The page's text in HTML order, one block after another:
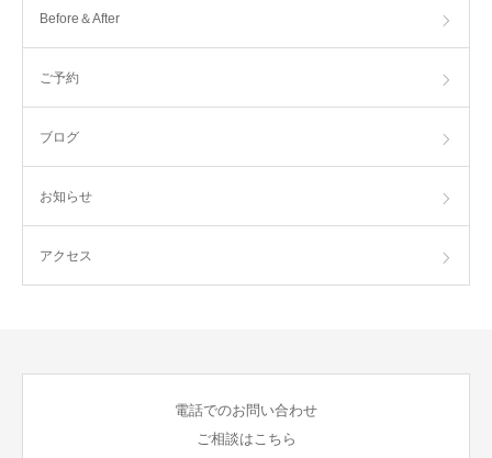
Before＆After
ご予約
ブログ
お知らせ
アクセス
電話でのお問い合わせ
ご相談はこちら